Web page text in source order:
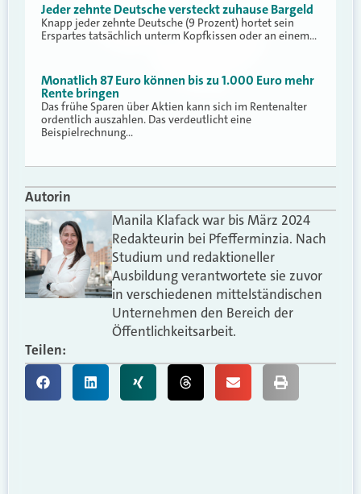
Jeder zehnte Deutsche versteckt zuhause Bargeld
Knapp jeder zehnte Deutsche (9 Prozent) hortet sein
Erspartes tatsächlich unterm Kopfkissen oder an einem…
Monatlich 87 Euro können bis zu 1.000 Euro mehr
Rente bringen
Das frühe Sparen über Aktien kann sich im Rentenalter
ordentlich auszahlen. Das verdeutlicht eine
Beispielrechnung…
Autorin
Manila Klafack war bis März 2024
Redakteurin bei Pfefferminzia. Nach
Studium und redaktioneller
Ausbildung verantwortete sie zuvor
in verschiedenen mittelständischen
Unternehmen den Bereich der
Öffentlichkeitsarbeit.
Teilen: